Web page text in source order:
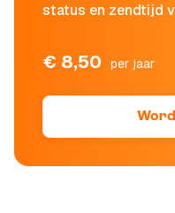
status en zendtijd
€ 8,50 per jaar